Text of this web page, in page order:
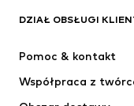
Next
NAME IT
DZIAŁ OBSŁUGI
Pomoc & kontakt
Współpraca z